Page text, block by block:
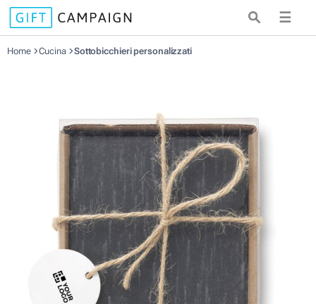
☰
Home Cucina Sottobicchieri personalizzati